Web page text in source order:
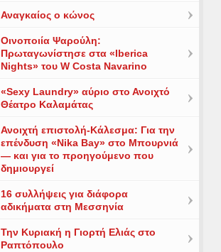
Αναγκαίος ο κώνος
Οινοποιία Ψαρούλη:
Πρωταγωνίστησε στα «Iberica
Nights» του W Costa Navarino
«Sexy Laundry» αύριο στο Ανοιχτό
Θέατρο Καλαμάτας
Ανοιχτή επιστολή-Κάλεσμα: Για την
επένδυση «Nika Bay» στο Μπουρνιά
— και για το προηγούμενο που
δημιουργεί
16 συλλήψεις για διάφορα
αδικήματα στη Μεσσηνία
Την Κυριακή η Γιορτή Ελιάς στο
Ραπτόπουλο